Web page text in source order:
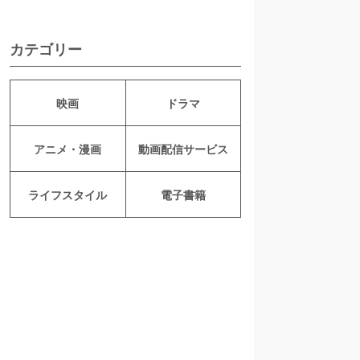
カテゴリー
映画 ドラマ
アニメ・漫画 動画配信サービス
ライフスタイル 電子書籍